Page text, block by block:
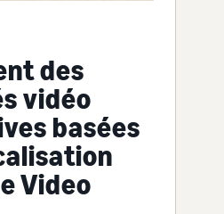
des
vidéo
basées
Video